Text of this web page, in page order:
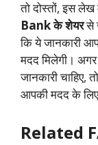
तो दोस्तों, इस
Bank के शेयरसे
कि ये जानकारी
मदद मिलेगी।
जानकारी
आपकी मदद के लिए
Related